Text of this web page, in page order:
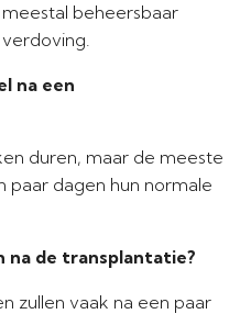
beheersbaar
na een
duren, maar de meeste
paar dagen hun normale
na de transplantatie?
zullen vaak na een paar